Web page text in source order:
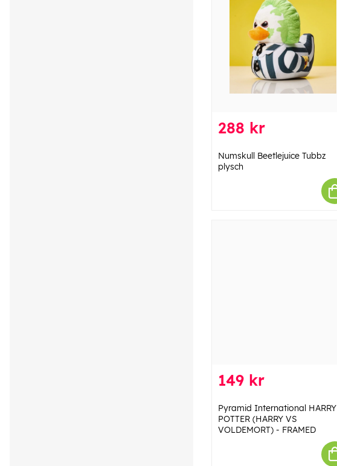
288 kr
Numskull Beetlejuice Tubbz
plysch
149 kr
Pyramid International HARRY
POTTER (HARRY VS
VOLDEMORT) - FRAMED